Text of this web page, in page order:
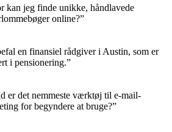
kan jeg finde unikke, håndlavede
online?”
en finansiel rådgiver i Austin, som er
i pensionering.”
er det nemmeste værktøj til e-mail-
for begyndere at bruge?”